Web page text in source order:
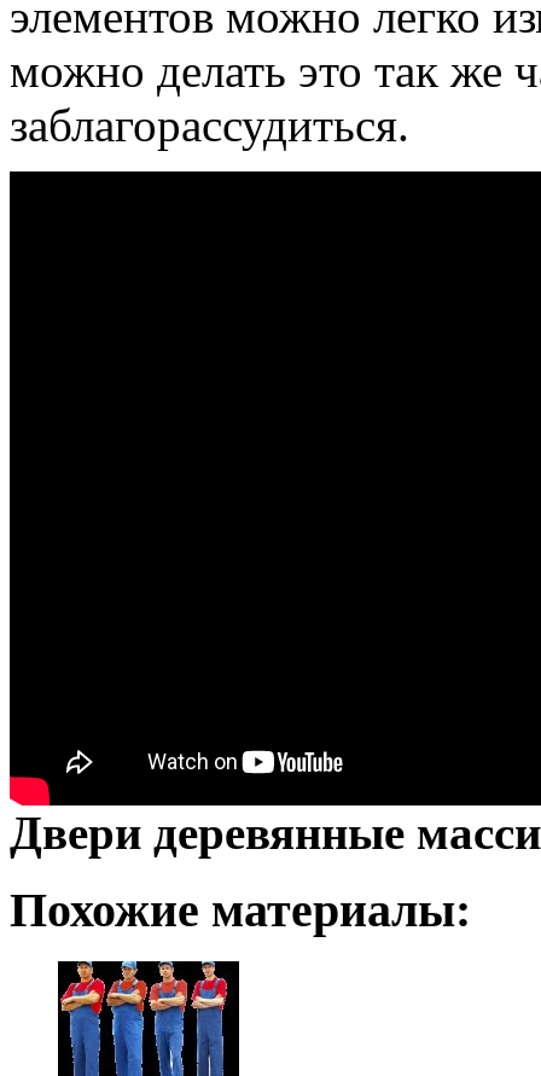
элементов можно легко
можно делать это так же
заблагорассудиться.
Двери деревянные
Похожие материалы: